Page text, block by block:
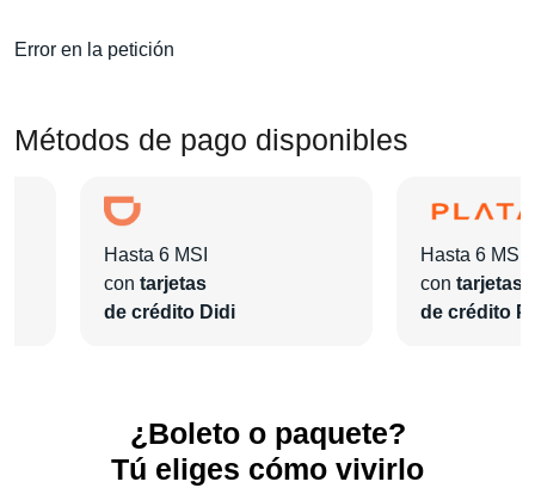
Con este paquete, no solo disfrutarás del evento, sino
Escoge la categoría de boleto que prefieras y elige el hotel
que mejor se adapte a tus necesidades.
Pa'l Concierto nos encargaremos de todo para que
disfrutes de una experiencia inolvidable.
Error en la petición
Métodos de pago disponibles
Hasta 6 MSI
con tarjetas
de crédito Didi
Hasta 6 MSI
con tarjetas
de crédito
¿Boleto o paquete?
Tú eliges cómo vivirlo